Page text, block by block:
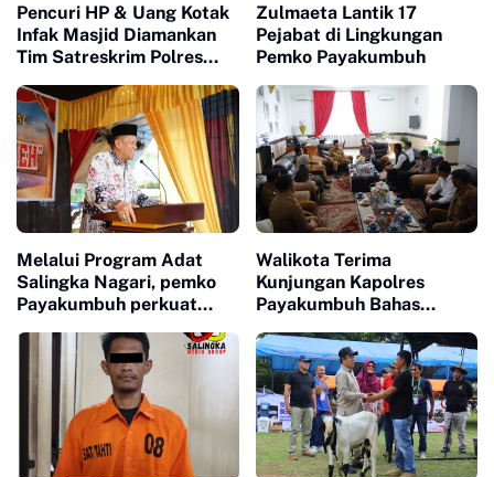
Pencuri HP & Uang Kotak
Infak Masjid Diamankan
Tim Satreskrim Polres
Zulmaeta Lantik 17
Pejabat di Lingkungan
Pemko Payakumbuh
Melalui Program Adat
Salingka Nagari, pemko
Payakumbuh perkuat
Budaya Minangkabau
Walikota Terima
Kunjungan Kapolres
Payakumbuh Bahas
Hankamtibmas